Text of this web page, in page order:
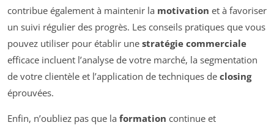
contribue également à maintenir la motivation et à favoriser
un suivi régulier des progrès. Les conseils pratiques que vous
pouvez utiliser pour établir une stratégie commerciale
efficace incluent l’analyse de votre marché, la segmentation
de votre clientèle et l’application de techniques de closing
éprouvées.
Enfin, n’oubliez pas que la formation continue et